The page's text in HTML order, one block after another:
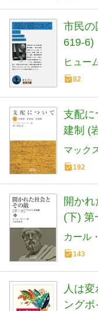
市民の
619-6)
ヒュー
82
支配
建制 (
マック
192
開か
(下) 第
カール
143
人は
ング